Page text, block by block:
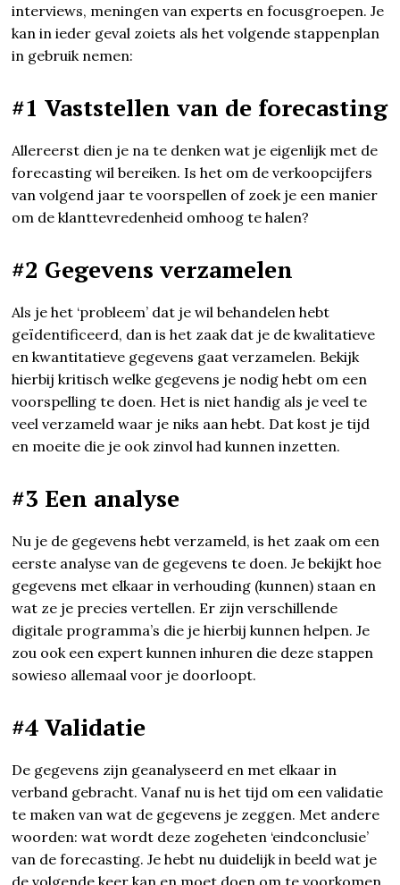
interviews, meningen van experts en focusgroepen. Je
kan in ieder geval zoiets als het volgende stappenplan
in gebruik nemen:
#1 Vaststellen van de forecasting
Allereerst dien je na te denken wat je eigenlijk met de
forecasting wil bereiken. Is het om de verkoopcijfers
van volgend jaar te voorspellen of zoek je een manier
om de klanttevredenheid omhoog te halen?
#2 Gegevens verzamelen
Als je het ‘probleem’ dat je wil behandelen hebt
geïdentificeerd, dan is het zaak dat je de kwalitatieve
en kwantitatieve gegevens gaat verzamelen. Bekijk
hierbij kritisch welke gegevens je nodig hebt om een
voorspelling te doen. Het is niet handig als je veel te
veel verzameld waar je niks aan hebt. Dat kost je tijd
en moeite die je ook zinvol had kunnen inzetten.
#3 Een analyse
Nu je de gegevens hebt verzameld, is het zaak om een
eerste analyse van de gegevens te doen. Je bekijkt hoe
gegevens met elkaar in verhouding (kunnen) staan en
wat ze je precies vertellen. Er zijn verschillende
digitale programma’s die je hierbij kunnen helpen. Je
zou ook een expert kunnen inhuren die deze stappen
sowieso allemaal voor je doorloopt.
#4 Validatie
De gegevens zijn geanalyseerd en met elkaar in
verband gebracht. Vanaf nu is het tijd om een validatie
te maken van wat de gegevens je zeggen. Met andere
woorden: wat wordt deze zogeheten ‘eindconclusie’
van de forecasting. Je hebt nu duidelijk in beeld wat je
de volgende keer kan en moet doen om te voorkomen